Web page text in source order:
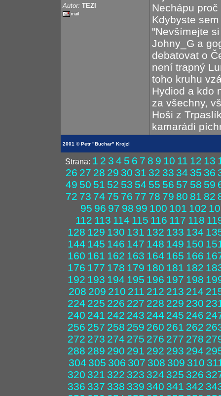
Autor: TEZI
Nechápu
Kdybyste
"Nevšímejte
Johny_G a
debatovat o
není trapný
toho kruhu
Hydiod a kdo
za všechny,
Hoši z
kamarádi
2001 © Petr "Buchar" Krojzl
Strana: 1 2 3 4 5 6 7 8 9 10 11 12 13
26 27 28 29 30 31 32 33 34 35 36
49 50 51 52 53 54 55 56 57 58 59
72 73 74 75 76 77 78 79 80 81 82
95 96 97 98 99 100 101 102
112 113 114 115 116 117 118
128 129 130 131 132 133 134
144 145 146 147 148 149 150
160 161 162 163 164 165 166
176 177 178 179 180 181 182
192 193 194 195 196 197 198
208 209 210 211 212 213 214
224 225 226 227 228 229 230
240 241 242 243 244 245 246
256 257 258 259 260 261 262
272 273 274 275 276 277 278
288 289 290 291 292 293 294
304 305 306 307 308 309 310
320 321 322 323 324 325 326
336 337 338 339 340 341 342